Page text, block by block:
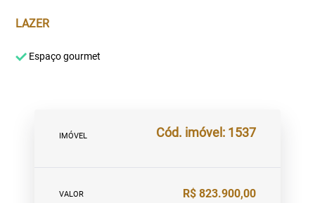
LAZER
Espaço gourmet
IMÓVEL Cód. imóvel: 1537
VALOR R$ 823.900,00